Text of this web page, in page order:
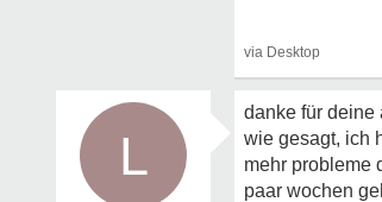
L
danke für deine
wie gesagt, ich
mehr probleme
paar wochen